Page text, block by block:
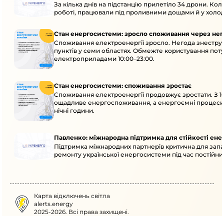
За кілька днів на підстанцію прилетіло 34 дрони.
роботі, працювали під проливними дощами й у
Стан енергосистеми: зросло споживання через
Споживання електроенергії зросло. Негода
пунктів у семи областях. Обмежте користування
електроприладами 10:00–23:00.
Стан енергосистеми: споживання зростає
Споживання електроенергії продовжує зростати. З
ощадливе енергоспоживання, а енергоємні
нічні години.
Павленко: міжнародна підтримка для стійкості
Підтримка міжнародних партнерів критична для
ремонту української енергосистеми під час
Карта відключень світла
alerts.energy
2025-2026. Всі права захищені.